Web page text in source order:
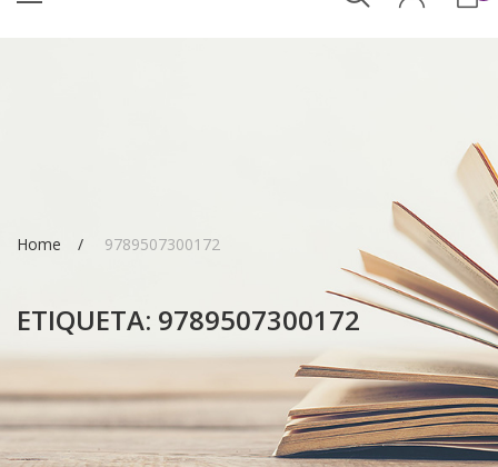
Home 9789507300172
ETIQUETA: 9789507300172